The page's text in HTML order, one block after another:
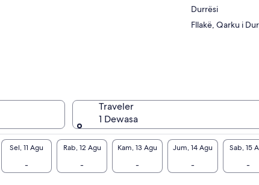
Durrësi
Fllakë, Qarku i
Traveler
1 Dewasa
Sel, 11 Agu
-
Rab, 12 Agu
-
Kam, 13 Agu
-
Jum, 14 Agu
-
Sab, 15
-